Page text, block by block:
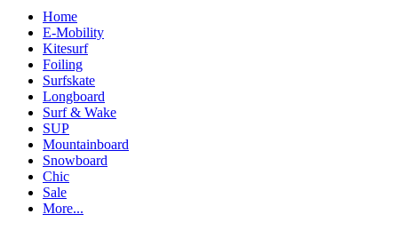
Home
E-Mobility
Kitesurf
Foiling
Surfskate
Longboard
Surf & Wake
SUP
Mountainboard
Snowboard
Chic
Sale
More...